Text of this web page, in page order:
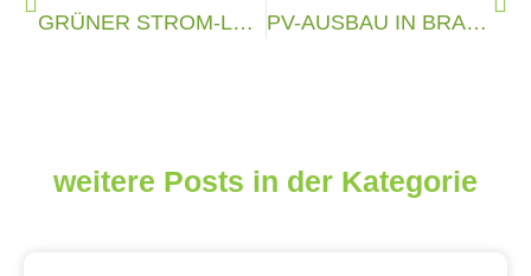
GRÜNER STROM-LABEL LAUT VERBRAUCHERZENTRALE NIEDERSACHSEN BESTES ÖKOSTROMSIEGEL PV-AUSBAU IN BRASILIEN MIT FUNDOSOLAR
weitere Posts in der Kategorie